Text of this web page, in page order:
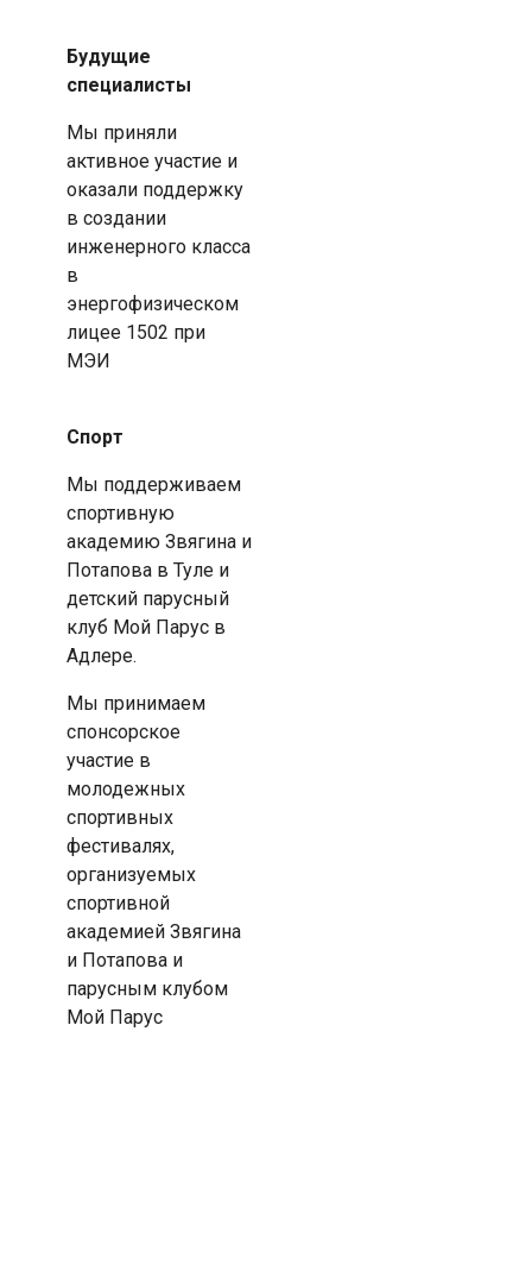
Будущие
специалисты
Мы приняли
активное участие и
оказали поддержку
в создании
инженерного класса
в
энергофизическом
лицее 1502 при
МЭИ
Спорт
Мы поддерживаем
спортивную
академию Звягина и
Потапова в Туле и
детский парусный
клуб Мой Парус в
Адлере.
Мы принимаем
спонсорское
участие в
молодежных
спортивных
фестивалях,
организуемых
спортивной
академией Звягина
и Потапова и
парусным клубом
Мой Парус